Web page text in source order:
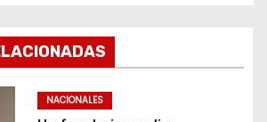
NACIONALES